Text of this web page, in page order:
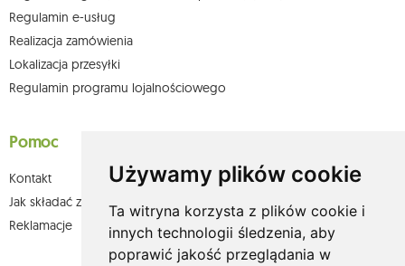
Używamy plików cookie
Ta witryna korzysta z plików cookie i
innych technologii śledzenia, aby
poprawić jakość przeglądania w
Regulamin e-usług
Realizacja zamówienia
Lokalizacja przesyłki
Regulamin programu lojalnościowego
Pomoc
Kontakt
Jak składać zamówienia w sklepie olium.pl?
Reklamacje